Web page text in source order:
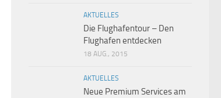
AKTUELLES
Die Flughafentour – Den
Flughafen entdecken
18 AUG., 2015
AKTUELLES
Neue Premium Services am